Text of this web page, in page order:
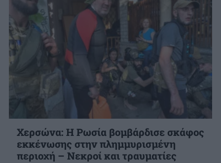
Χερσώνα: Η Ρωσία βομβάρδισε σκάφος
εκκένωσης στην πλημμυρισμένη
περιοχή – Νεκροί και τραυματίες